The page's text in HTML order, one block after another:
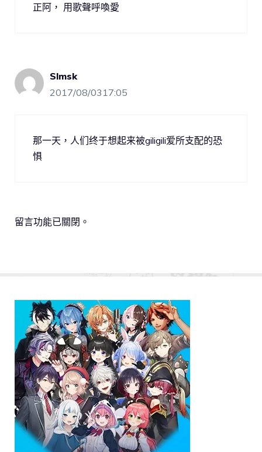
正阿， 用歌聲呼喚愛
Slmsk
2017/08/0317:05
那一天，人们终于想起来被giligili爱所支配的恐
惧
留言功能已關閉。